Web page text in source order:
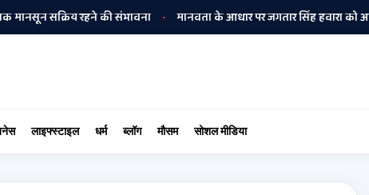
रहने की संभावना • मानवता के आधार पर जगतार सिंह हवारा को अपनी बीमार
लाइफ्स्टाइल धर्म ब्लॉग मौसम सोशल मीडिया